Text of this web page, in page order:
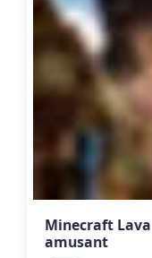
Minecraft Lava
amusant